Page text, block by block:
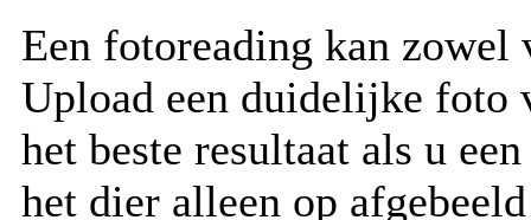
Een fotoreading kan zowel
Upload een duidelijke foto
het beste resultaat als u
het dier alleen op